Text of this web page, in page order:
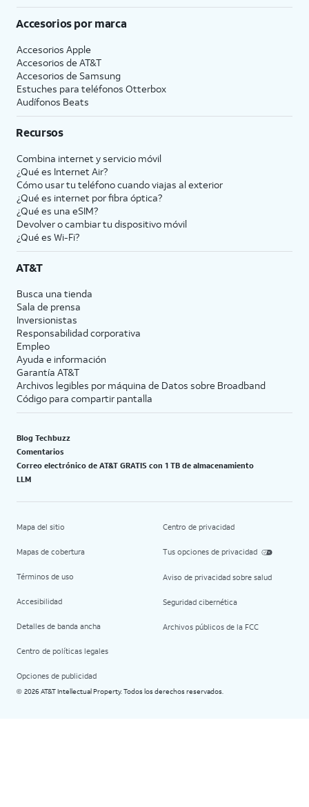
Accesorios por marca
Accesorios Apple
Accesorios de AT&T
Accesorios de Samsung
Estuches para teléfonos Otterbox
Audífonos Beats
Recursos
Combina internet y servicio móvil
¿Qué es Internet Air?
Cómo usar tu teléfono cuando viajas al exterior
¿Qué es internet por fibra óptica?
¿Qué es una eSIM?
Devolver o cambiar tu dispositivo móvil
¿Qué es Wi-Fi?
AT&T
Busca una tienda
Sala de prensa
Inversionistas
Responsabilidad corporativa
Empleo
Ayuda e información
Garantía AT&T
Archivos legibles por máquina de Datos sobre Broadband
Código para compartir pantalla
Blog Techbuzz
Comentarios
Correo electrónico de AT&T GRATIS con 1 TB de almacenamiento
LLM
Mapa del sitio
Mapas de cobertura
Términos de uso
Accesibilidad
Detalles de banda ancha
Centro de políticas legales
Opciones de publicidad
Centro de privacidad
Tus opciones de privacidad
Aviso de privacidad sobre salud
Seguridad cibernética
Archivos públicos de la FCC
© 2026 AT&T Intellectual Property. Todos los derechos reservados.